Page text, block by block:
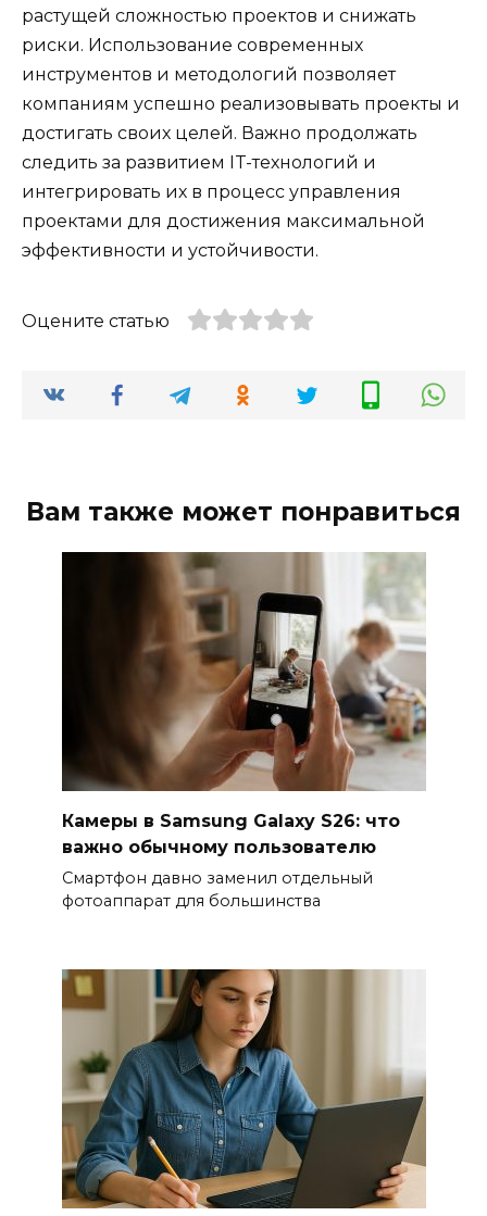
растущей сложностью проектов и снижать
риски. Использование современных
инструментов и методологий позволяет
компаниям успешно реализовывать проекты и
достигать своих целей. Важно продолжать
следить за развитием IT-технологий и
интегрировать их в процесс управления
проектами для достижения максимальной
эффективности и устойчивости.
Оцените статью
Вам также может понравиться
Камеры в Samsung Galaxy S26: что
важно обычному пользователю
Смартфон давно заменил отдельный
фотоаппарат для большинства